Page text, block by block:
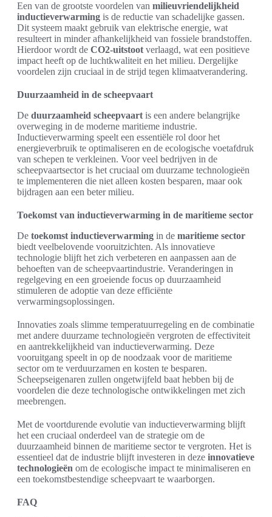
Een van de grootste voordelen van milieuvriendelijkheid
inductieverwarming is de reductie van schadelijke gassen.
Dit systeem maakt gebruik van elektrische energie, wat
resulteert in minder afhankelijkheid van fossiele brandstoffen.
Hierdoor wordt de CO2-uitstoot verlaagd, wat een positieve
impact heeft op de luchtkwaliteit en het milieu. Dergelijke
voordelen zijn cruciaal in de strijd tegen klimaatverandering.
Duurzaamheid in de scheepvaart
De duurzaamheid scheepvaart is een andere belangrijke
overweging in de moderne maritieme industrie.
Inductieverwarming speelt een essentiële rol door het
energieverbruik te optimaliseren en de ecologische voetafdruk
van schepen te verkleinen. Voor veel bedrijven in de
scheepvaartsector is het cruciaal om duurzame technologieën
te implementeren die niet alleen kosten besparen, maar ook
bijdragen aan een beter milieu.
Toekomst van inductieverwarming in de maritieme sector
De toekomst inductieverwarming in de maritieme sector
biedt veelbelovende vooruitzichten. Als innovatieve
technologie blijft het zich verbeteren en aanpassen aan de
behoeften van de scheepvaartindustrie. Veranderingen in
regelgeving en een groeiende focus op duurzaamheid
stimuleren de adoptie van deze efficiënte
verwarmingsoplossingen.
Innovaties zoals slimme temperatuurregeling en de combinatie
met andere duurzame technologieën vergroten de effectiviteit
en aantrekkelijkheid van inductieverwarming. Deze
vooruitgang speelt in op de noodzaak voor de maritieme
sector om te verduurzamen en kosten te besparen.
Scheepseigenaren zullen ongetwijfeld baat hebben bij de
voordelen die deze technologische ontwikkelingen met zich
meebrengen.
Met de voortdurende evolutie van inductieverwarming blijft
het een cruciaal onderdeel van de strategie om de
duurzaamheid binnen de maritieme sector te vergroten. Het is
essentieel dat de industrie blijft investeren in deze innovatieve
technologieën om de ecologische impact te minimaliseren en
een toekomstbestendige scheepvaart te waarborgen.
FAQ